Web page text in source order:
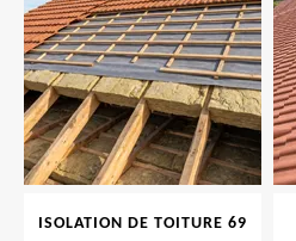
ISOLATION DE TOITURE 69